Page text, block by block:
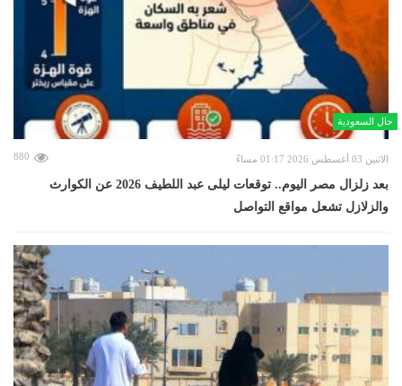
حال السعودية
الاثنين 03 أغسطس 2026 01:17 مساءً 880
بعد زلزال مصر اليوم.. توقعات ليلى عبد اللطيف 2026 عن الكوارث
والزلازل تشعل مواقع التواصل